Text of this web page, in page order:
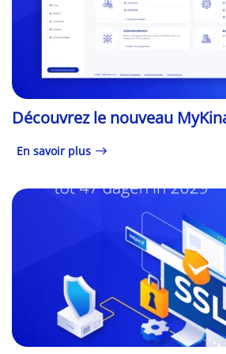
Découvrez le nouveau
En savoir plus